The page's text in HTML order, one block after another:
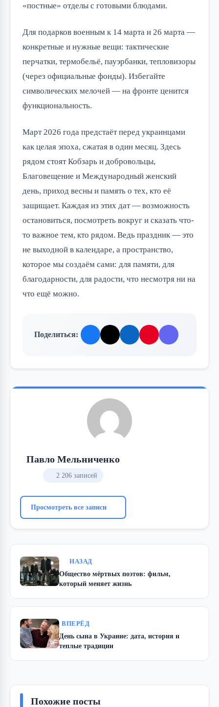
«постные» отделы с готовыми блюдами.
Для подарков военным к 14 марта и 26 марта —
конкретные и нужные вещи: тактические
перчатки, термобельё, пауэрбанки, тепловизоры
(через официальные фонды). Избегайте
символических мелочей — на фронте ценится
функциональность.
Март 2026 года предстаёт перед украинцами
как целая эпоха, сжатая в один месяц. Здесь
рядом стоят Кобзарь и добровольцы,
Благовещение и Международный женский
день, приход весны и память о тех, кто её
защищает. Каждая из этих дат — возможность
остановиться, посмотреть вокруг и сказать что-
то важное тем, кто рядом. Ведь праздник — это
не выходной в календаре, а пространство,
которое мы создаём сами: для памяти, для
благодарности, для радости, что несмотря ни на
что ещё можно.
Поделиться:
Павло Мельниченко
2 206 записей
Просмотреть все записи
НАЗАД
Общество мёртвых поэтов: фильм,
который меняет жизнь
ВПЕРЁД
День сына в Украине: дата, история и
теплые традиции
Похожие посты